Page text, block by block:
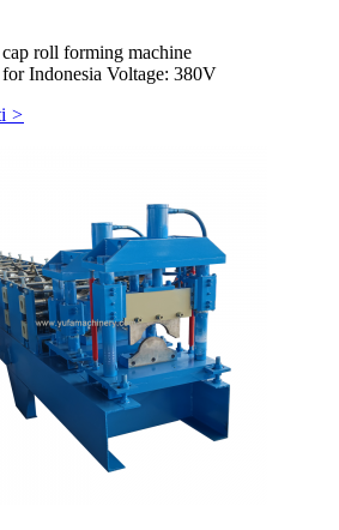
roll forming machine
Indonesia Voltage: 380V
>